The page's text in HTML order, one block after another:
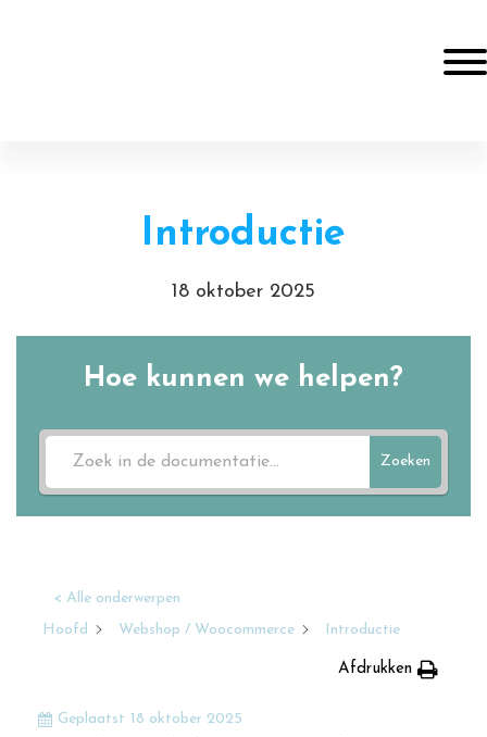
Introductie
18 oktober 2025
Hoe kunnen we helpen?
Zoeken
< Alle onderwerpen
Hoofd
Webshop / Woocommerce Introductie
Afdrukken
Geplaatst 18 oktober 2025